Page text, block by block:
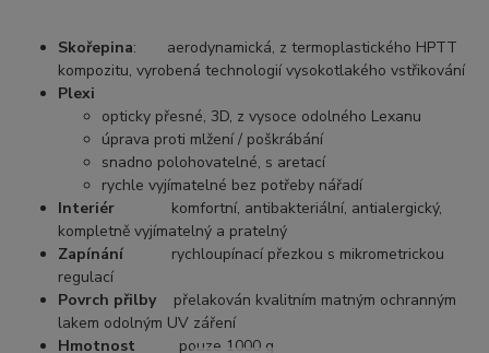
Skořepina: aerodynamická, z termoplastického HPTT
kompozitu, vyrobená technologií vysokotlakého vstřikování
Plexi
opticky přesné, 3D, z vysoce odolného Lexanu
úprava proti mlžení / poškrábání
snadno polohovatelné, s aretací
rychle vyjímatelné bez potřeby nářadí
Interiér komfortní, antibakteriální, antialergický,
kompletně vyjímatelný a pratelný
Zapínání
rychloupínací přezkou s mikrometrickou
regulací
Povrch přilby přelakován kvalitním matným ochranným
lakem odolným UV záření
Hmotnost pouze 1000 g